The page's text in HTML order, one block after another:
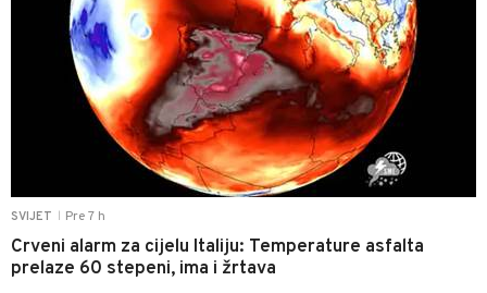
SVIJET Pre 7 h
Crveni alarm za cijelu Italiju: Temperature asfalta
prelaze 60 stepeni, ima i žrtava